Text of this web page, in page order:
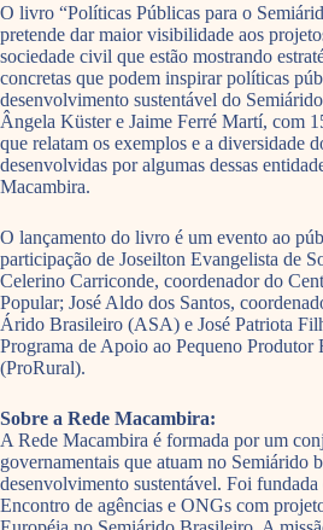
O livro “Políticas Públicas para o
pretende dar maior visibilidade aos
sociedade civil que estão mostrando
concretas que podem inspirar políticas
desenvolvimento sustentável do
Ângela Küster e Jaime Ferré Martí, com
que relatam os exemplos e a diversidade
desenvolvidas por algumas dessas
Macambira.
O lançamento do livro é um evento ao
participação de Joseilton Evangelista de
Celerino Carriconde, coordenador do
Popular; José Aldo dos Santos,
Árido Brasileiro (ASA) e José Patriota
Programa de Apoio ao Pequeno Produtor
(ProRural).
Sobre a Rede Macambira:
A Rede Macambira é formada por um
governamentais que atuam no Semiárido
desenvolvimento sustentável. Foi
Encontro de agências e ONGs com